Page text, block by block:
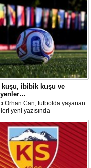
kuşu, ibibik kuşu ve
Orhan Can; futbolda yaşanan
yeni yazısında